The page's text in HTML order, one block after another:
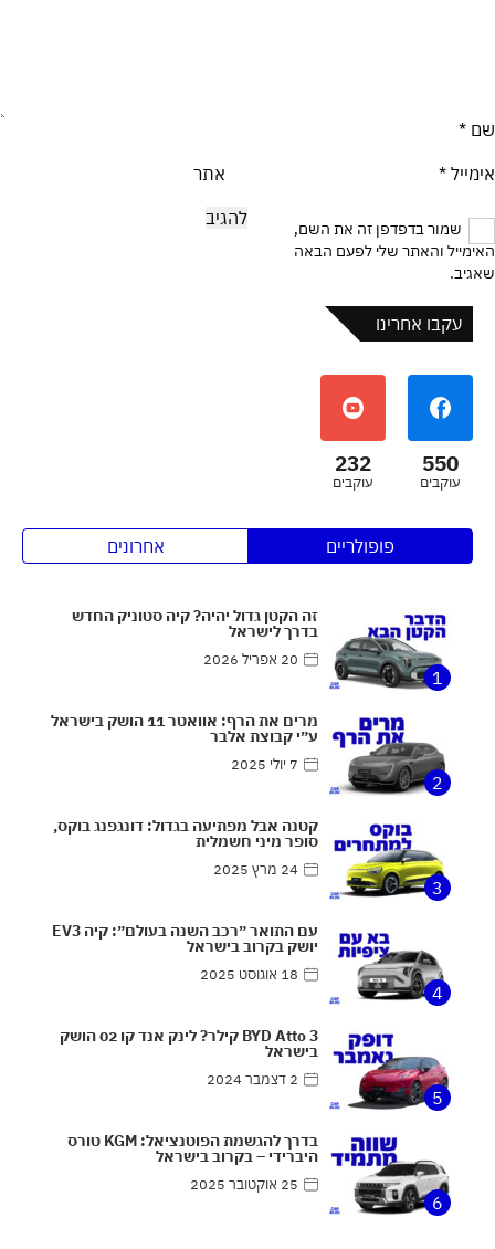
שם *
אימייל * אתר
שמור בדפדפן זה את השם,
האימייל והאתר שלי לפעם הבאה
שאגיב.
עקבו אחרינו
550
עוקבים
232
עוקבים
פופולריים אחרונים
1
זה הקטן גדול יהיה? קיה סטוניק החדש
בדרך לישראל
20 אפריל 2026
2
מרים את הרף: אוואטר 11 הושק בישראל
ע״י קבוצת אלבר
7 יולי 2025
3
קטנה אבל מפתיעה בגדול: דונגפנג בוקס,
סופר מיני חשמלית
24 מרץ 2025
4
עם התואר ״רכב השנה בעולם״: קיה EV3
יושק בקרוב בישראל
18 אוגוסט 2025
5
BYD Atto 3 קילר? לינק אנד קו 02 הושק
בישראל
2 דצמבר 2024
6
בדרך להגשמת הפוטנציאל: KGM טורס
היברידי – בקרוב בישראל
25 אוקטובר 2025